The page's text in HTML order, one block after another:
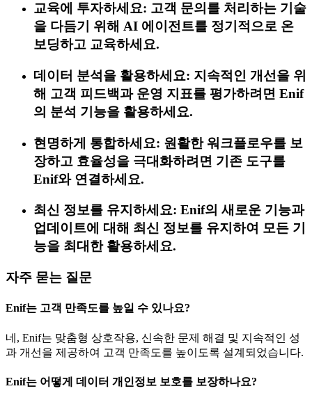
교육에 투자하세요: 고객 문의를 처리하는 기술
을 다듬기 위해 AI 에이전트를 정기적으로 온
보딩하고 교육하세요.
데이터 분석을 활용하세요: 지속적인 개선을 위
해 고객 피드백과 운영 지표를 평가하려면 Enif
의 분석 기능을 활용하세요.
현명하게 통합하세요: 원활한 워크플로우를 보
장하고 효율성을 극대화하려면 기존 도구를
Enif와 연결하세요.
최신 정보를 유지하세요: Enif의 새로운 기능과
업데이트에 대해 최신 정보를 유지하여 모든 기
능을 최대한 활용하세요.
자주 묻는 질문
Enif는 고객 만족도를 높일 수 있나요?
네, Enif는 맞춤형 상호작용, 신속한 문제 해결 및 지속적인 성
과 개선을 제공하여 고객 만족도를 높이도록 설계되었습니다.
Enif는 어떻게 데이터 개인정보 보호를 보장하나요?